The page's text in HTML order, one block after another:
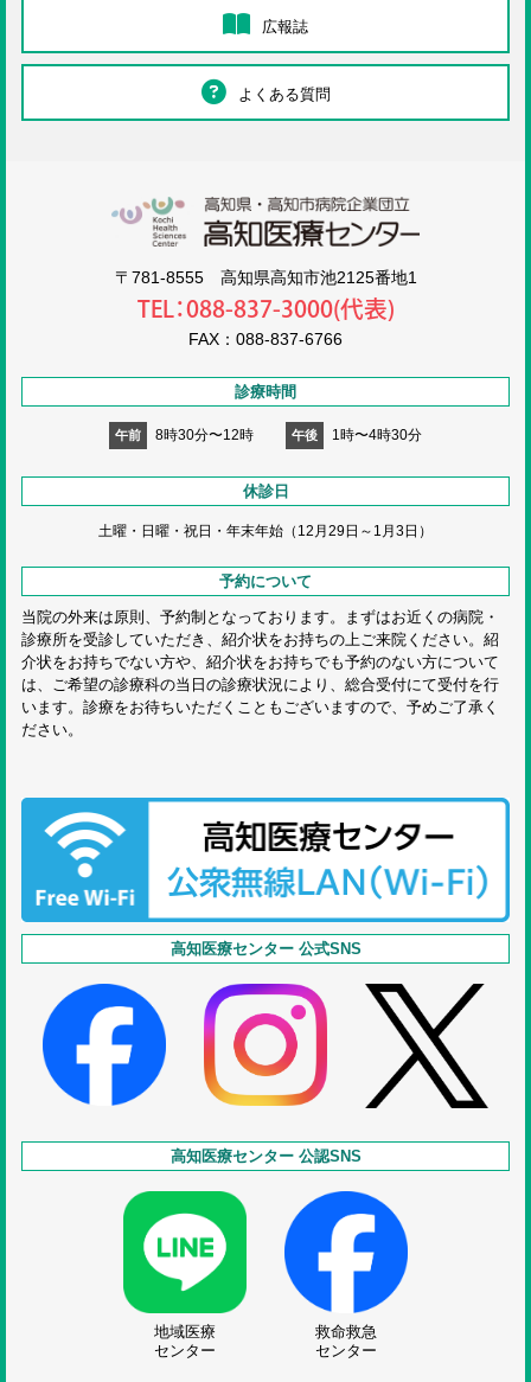
広報誌
よくある質問
〒781-8555 高知県高知市池2125番地1
TEL：088-837-3000(代表)
FAX：088-837-6766
診療時間
午前 8時30分〜12時 午後 1時〜4時30分
休診日
土曜・日曜・祝日・ 年末年始（12月29日～1月3日）
予約について
当院の外来は原則、予約制となっております。まずはお近くの病院・
診療所を受診していただき、紹介状をお持ちの上ご来院ください。紹
介状をお持ちでない方や、紹介状をお持ちでも予約のない方について
は、ご希望の診療科の当日の診療状況により、総合受付にて受付を行
います。診療をお待ちいただくこともございますので、予めご了承く
ださい。
高知医療センター 公式SNS
高知医療センター 公認SNS
地域医療
センター
救命救急
センター